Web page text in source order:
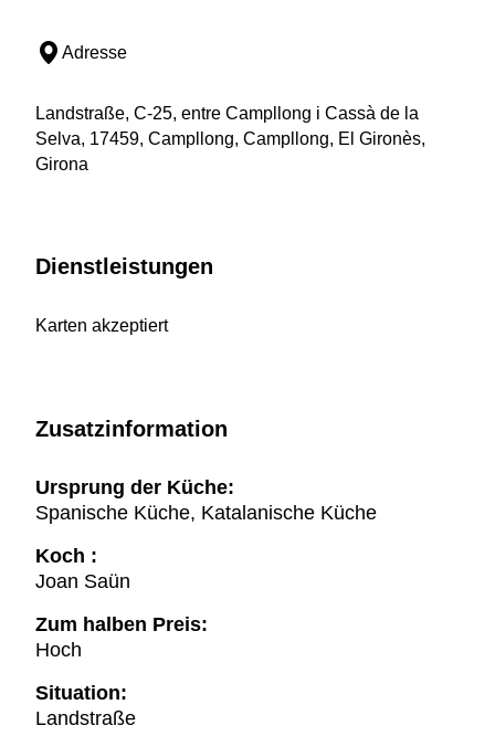
Adresse
Landstraße, C-25, entre Campllong i Cassà de la
Selva, 17459, Campllong, Campllong, El Gironès,
Girona
Dienstleistungen
Karten akzeptiert
Zusatzinformation
Ursprung der Küche:
Spanische Küche, Katalanische Küche
Koch :
Joan Saün
Zum halben Preis:
Hoch
Situation:
Landstraße